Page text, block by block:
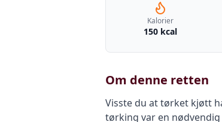
Kalorier
150 kcal
Om denne retten
Visste du at tørket kjøtt
tørking var en